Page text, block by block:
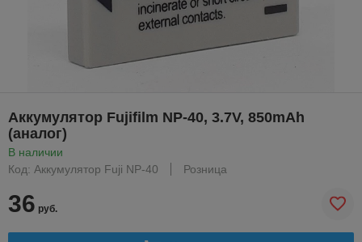
Аккумулятор Fujifilm NP-40, 3.7V, 850mAh
(аналог)
В наличии
Код: Аккумулятор Fuji NP-40
Розница
36 руб.